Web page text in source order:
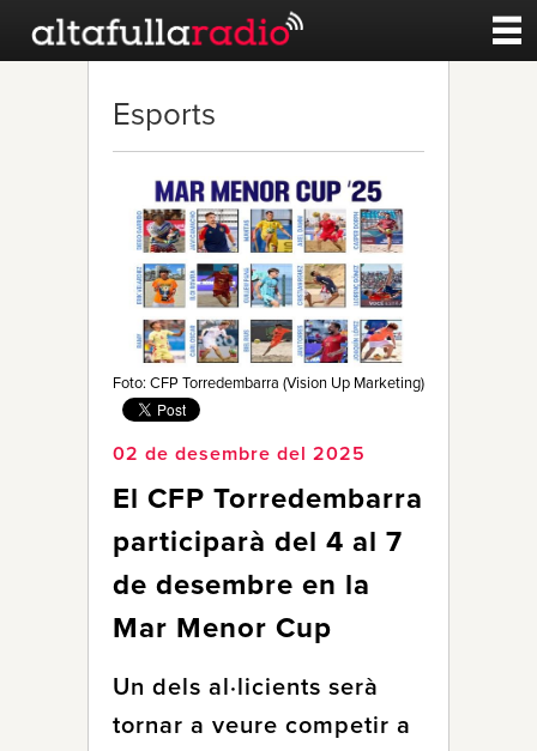
Esports
Noticies
Qui Som
Esports
Foto: CFP Torredembarra (Vision Up Marketing)
02 de desembre del 2025
El CFP Torredembarra
participarà del 4 al 7
de desembre en la
Mar Menor Cup
Un dels al·licients serà
tornar a veure competir a